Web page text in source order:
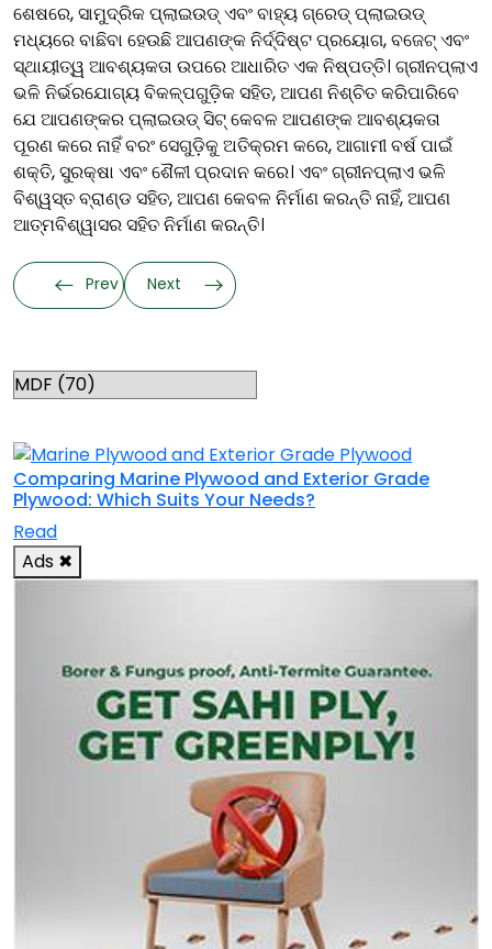
ଶେଷରେ, ସାମୁଦ୍ରିକ ପ୍ଲାଇଉଡ୍ ଏବଂ ବାହ୍ୟ ଗ୍ରେଡ୍ ପ୍ଲାଇଉଡ୍
ମଧ୍ୟରେ ବାଛିବା ହେଉଛି ଆପଣଙ୍କ ନିର୍ଦ୍ଦିଷ୍ଟ ପ୍ରୟୋଗ, ବଜେଟ୍ ଏବଂ
ସ୍ଥାୟୀତ୍ୱ ଆବଶ୍ୟକତା ଉପରେ ଆଧାରିତ ଏକ ନିଷ୍ପତ୍ତି। ଗ୍ରୀନପ୍ଲାଏ
ଭଳି ନିର୍ଭରଯୋଗ୍ୟ ବିକଳ୍ପଗୁଡ଼ିକ ସହିତ, ଆପଣ ନିଶ୍ଚିତ କରିପାରିବେ
ଯେ ଆପଣଙ୍କର ପ୍ଲାଇଉଡ୍ ସିଟ୍ କେବଳ ଆପଣଙ୍କ ଆବଶ୍ୟକତା
ପୂରଣ କରେ ନାହିଁ ବରଂ ସେଗୁଡ଼ିକୁ ଅତିକ୍ରମ କରେ, ଆଗାମୀ ବର୍ଷ ପାଇଁ
ଶକ୍ତି, ସୁରକ୍ଷା ଏବଂ ଶୈଳୀ ପ୍ରଦାନ କରେ। ଏବଂ ଗ୍ରୀନପ୍ଲାଏ ଭଳି
ବିଶ୍ୱସ୍ତ ବ୍ରାଣ୍ଡ ସହିତ, ଆପଣ କେବଳ ନିର୍ମାଣ କରନ୍ତି ନାହିଁ, ଆପଣ
ଆତ୍ମବିଶ୍ୱାସର ସହିତ ନିର୍ମାଣ କରନ୍ତି।
Prev Next
Comparing Marine Plywood and Exterior Grade
Plywood: Which Suits Your Needs?
Read
Ads ✖